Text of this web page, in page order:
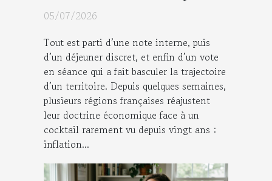
majeure : récit d’un
05/07/2026
Tout est parti d’une note interne, puis
d’un déjeuner discret, et enfin d’un vote
en séance qui a fait basculer la trajectoire
d’un territoire. Depuis quelques semaines,
plusieurs régions françaises réajustent
leur doctrine économique face à un
cocktail rarement vu depuis vingt ans :
inflation...